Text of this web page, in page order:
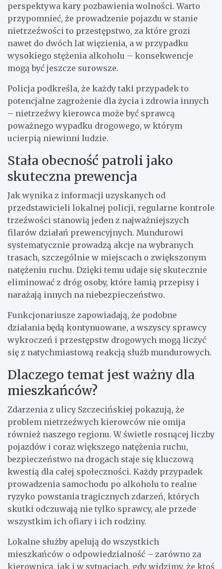
perspektywa kary pozbawienia wolności. Warto
przypomnieć, że prowadzenie pojazdu w stanie
nietrzeźwości to przestępstwo, za które grozi
nawet do dwóch lat więzienia, a w przypadku
wysokiego stężenia alkoholu – konsekwencje
mogą być jeszcze surowsze.
Policja podkreśla, że każdy taki przypadek to
potencjalne zagrożenie dla życia i zdrowia innych
– nietrzeźwy kierowca może być sprawcą
poważnego wypadku drogowego, w którym
ucierpią niewinni ludzie.
Stała obecność patroli jako
skuteczna prewencja
Jak wynika z informacji uzyskanych od
przedstawicieli lokalnej policji, regularne kontrole
trzeźwości stanowią jeden z najważniejszych
filarów działań prewencyjnych. Mundurowi
systematycznie prowadzą akcje na wybranych
trasach, szczególnie w miejscach o zwiększonym
natężeniu ruchu. Dzięki temu udaje się skutecznie
eliminować z dróg osoby, które łamią przepisy i
narażają innych na niebezpieczeństwo.
Funkcjonariusze zapowiadają, że podobne
działania będą kontynuowane, a wszyscy sprawcy
wykroczeń i przestępstw drogowych mogą liczyć
się z natychmiastową reakcją służb mundurowych.
Dlaczego temat jest ważny dla
mieszkańców?
Zdarzenia z ulicy Szczecińskiej pokazują, że
problem nietrzeźwych kierowców nie omija
również naszego regionu. W świetle rosnącej liczby
pojazdów i coraz większego natężenia ruchu,
bezpieczeństwo na drogach staje się kluczową
kwestią dla całej społeczności. Każdy przypadek
prowadzenia samochodu po alkoholu to realne
ryzyko powstania tragicznych zdarzeń, których
skutki odczuwają nie tylko sprawcy, ale przede
wszystkim ich ofiary i ich rodziny.
Lokalne służby apelują do wszystkich
mieszkańców o odpowiedzialność – zarówno za
kierownicą, jak i w sytuacjach, gdy widzimy, że ktoś